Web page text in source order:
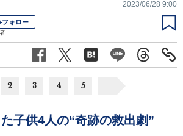
2023/06/28 9:00
フォロー
2 3 4 5
子供4人の“奇跡の救出劇”